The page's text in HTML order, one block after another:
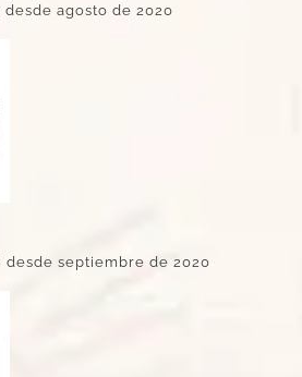
desde agosto de 2020
desde septiembre de 2020